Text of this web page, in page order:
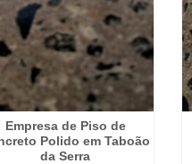
Empresa de Piso de
Polido em Taboão
da Serra